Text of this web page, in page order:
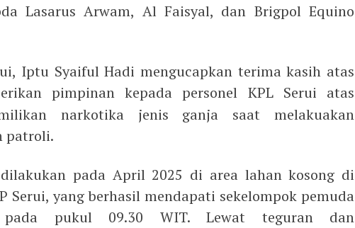
Lasarus Arwam, Al Faisyal, dan Brigpol Equino
Iptu Syaiful Hadi mengucapkan terima kasih atas
pimpinan kepada personel KPL Serui atas
narkotika jenis ganja saat melakuakan
patroli.
pada April 2025 di area lahan kosong di
Serui, yang berhasil mendapati sekelompok pemuda
pada pukul 09.30 WIT. Lewat teguran dan